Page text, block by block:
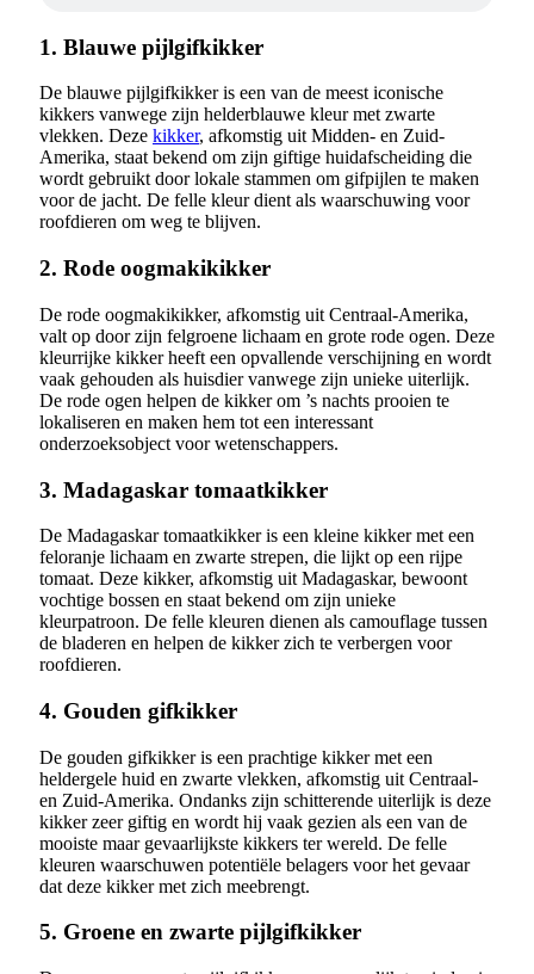
1. Blauwe pijlgifkikker
De blauwe pijlgifkikker is een van de meest iconische
kikkers vanwege zijn helderblauwe kleur met zwarte
vlekken. Deze kikker, afkomstig uit Midden- en Zuid-
Amerika, staat bekend om zijn giftige huidafscheiding die
wordt gebruikt door lokale stammen om gifpijlen te maken
voor de jacht. De felle kleur dient als waarschuwing voor
roofdieren om weg te blijven.
2. Rode oogmakikikker
De rode oogmakikikker, afkomstig uit Centraal-Amerika,
valt op door zijn felgroene lichaam en grote rode ogen. Deze
kleurrijke kikker heeft een opvallende verschijning en wordt
vaak gehouden als huisdier vanwege zijn unieke uiterlijk.
De rode ogen helpen de kikker om ’s nachts prooien te
lokaliseren en maken hem tot een interessant
onderzoeksobject voor wetenschappers.
3. Madagaskar tomaatkikker
De Madagaskar tomaatkikker is een kleine kikker met een
feloranje lichaam en zwarte strepen, die lijkt op een rijpe
tomaat. Deze kikker, afkomstig uit Madagaskar, bewoont
vochtige bossen en staat bekend om zijn unieke
kleurpatroon. De felle kleuren dienen als camouflage tussen
de bladeren en helpen de kikker zich te verbergen voor
roofdieren.
4. Gouden gifkikker
De gouden gifkikker is een prachtige kikker met een
heldergele huid en zwarte vlekken, afkomstig uit Centraal-
en Zuid-Amerika. Ondanks zijn schitterende uiterlijk is deze
kikker zeer giftig en wordt hij vaak gezien als een van de
mooiste maar gevaarlijkste kikkers ter wereld. De felle
kleuren waarschuwen potentiële belagers voor het gevaar
dat deze kikker met zich meebrengt.
5. Groene en zwarte pijlgifkikker